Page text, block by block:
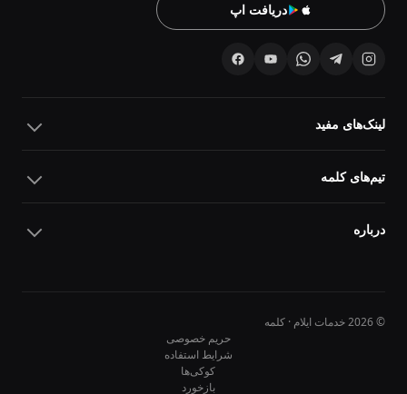
دریافت اپ
لینک‌های مفید
تیم‌های کلمه
درباره
© 2026 خدمات ایلام · کلمه
حریم خصوصی
شرایط استفاده
کوکی‌ها
بازخورد
10